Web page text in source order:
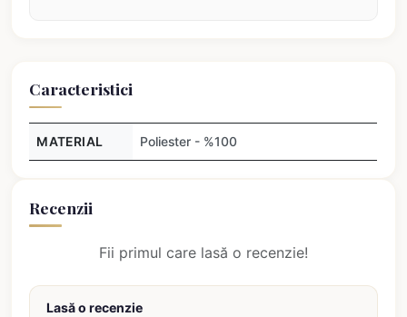
Caracteristici
MATERIAL Poliester - %100
Recenzii
Fii primul care lasă o recenzie!
Lasă o recenzie